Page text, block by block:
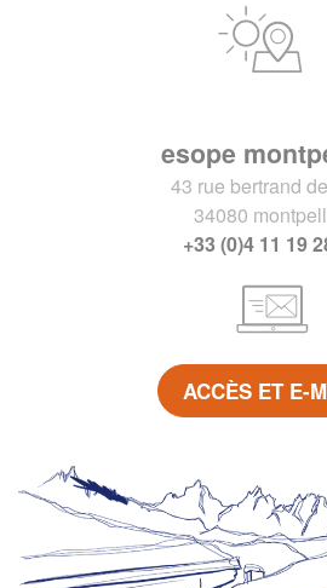
esope
43 rue bertrand
34080
+33 (0)4 11 19
ACCÈS ET E-